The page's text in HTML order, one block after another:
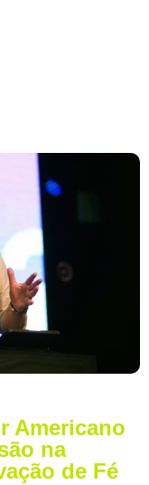
Americano
na
de Fé